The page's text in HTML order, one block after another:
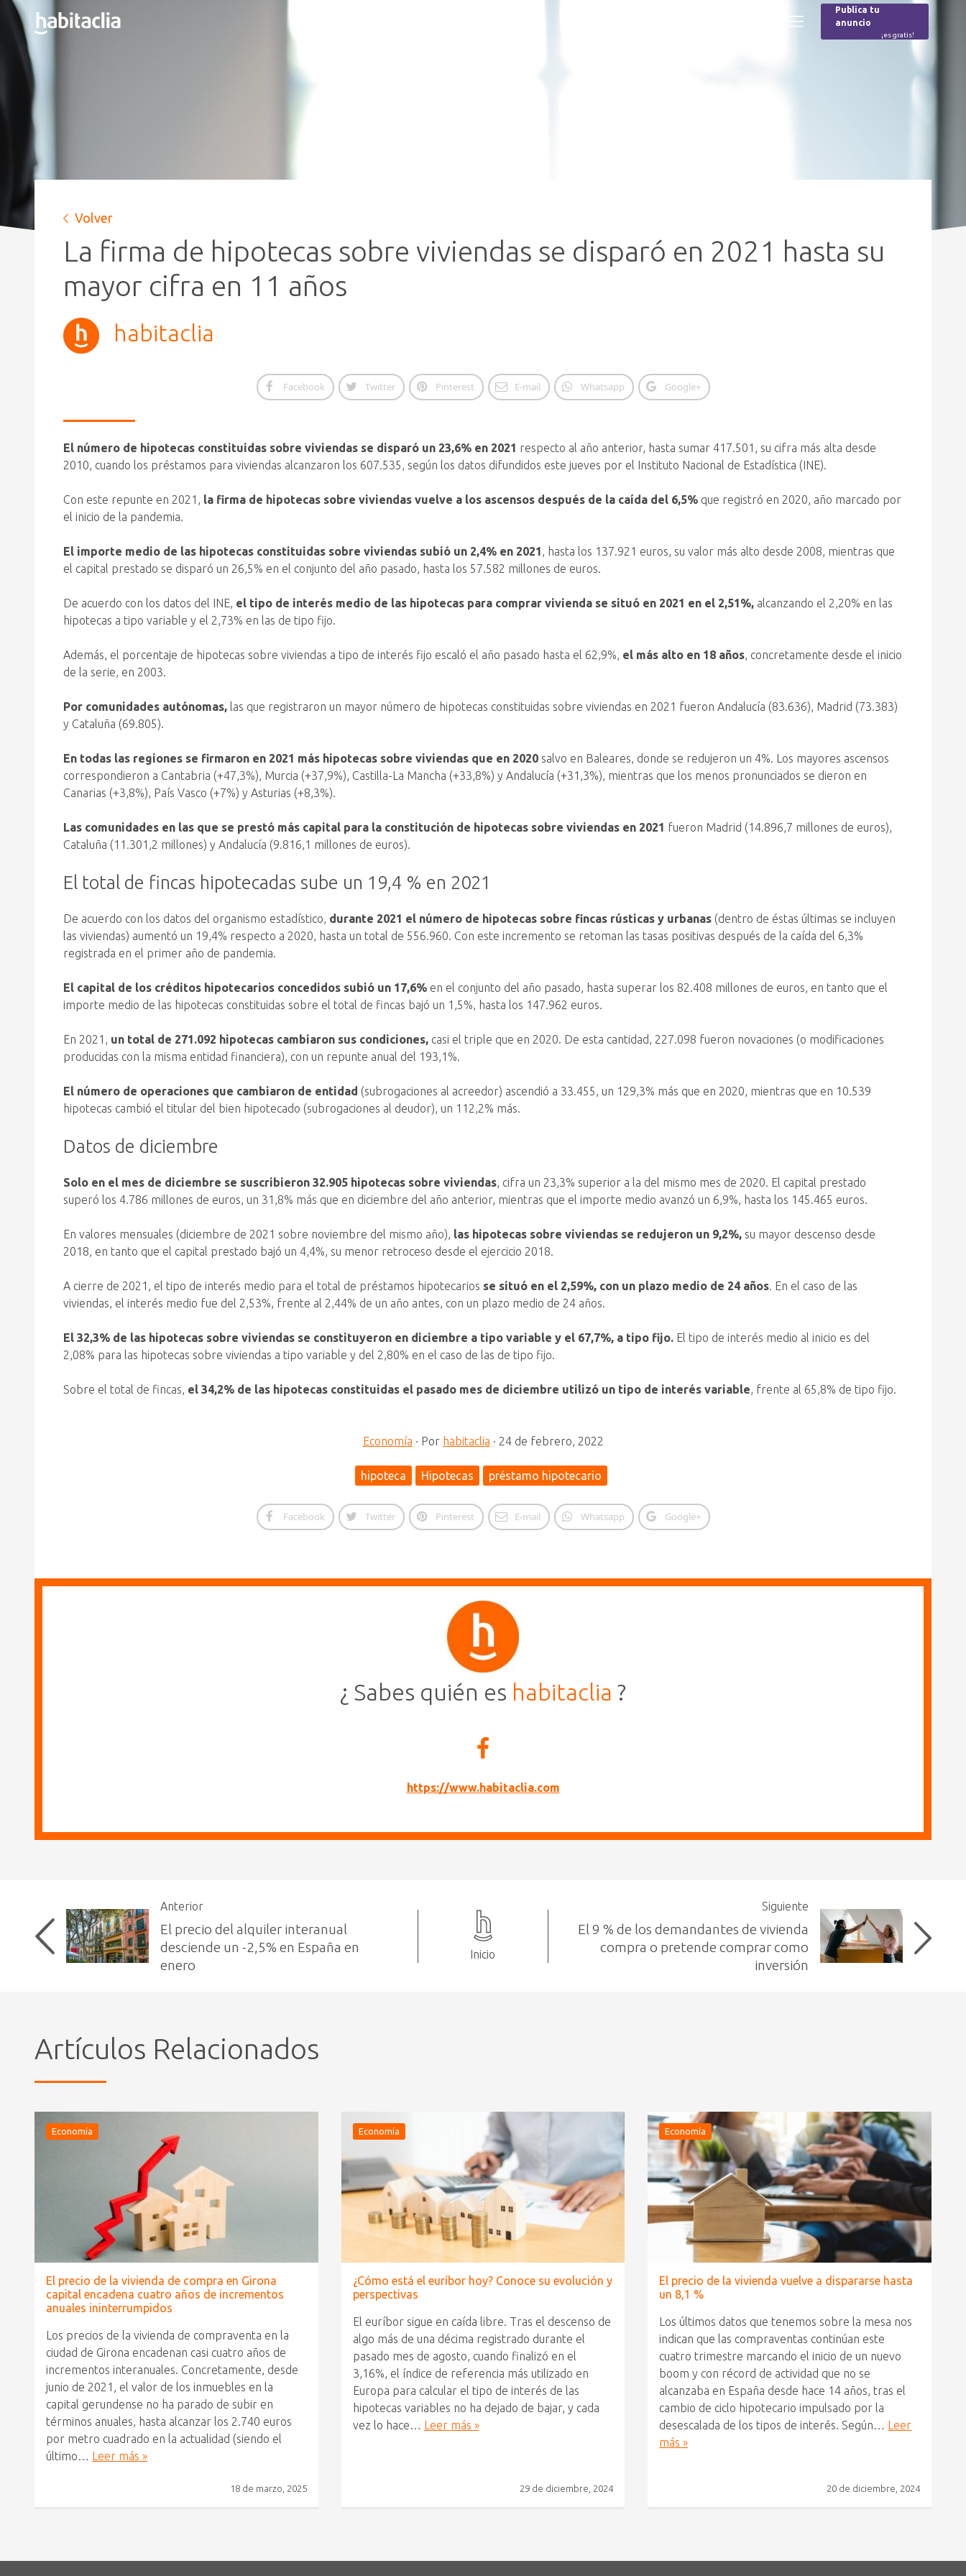
Menú
Publica tu
anuncio
¡es gratis!
Volver
La firma de hipotecas sobre viviendas se disparó en 2021 hasta su
mayor cifra en 11 años
habitaclia
Facebook Twitter Pinterest E-mail Whatsapp Google+
El número de hipotecas constituidas sobre viviendas se disparó un 23,6% en 2021 respecto al año anterior, hasta sumar 417.501, su cifra más alta desde
2010, cuando los préstamos para viviendas alcanzaron los 607.535, según los datos difundidos este jueves por el Instituto Nacional de Estadística (INE).
Con este repunte en 2021, la firma de hipotecas sobre viviendas vuelve a los ascensos después de la caída del 6,5% que registró en 2020, año marcado por
el inicio de la pandemia.
El importe medio de las hipotecas constituidas sobre viviendas subió un 2,4% en 2021, hasta los 137.921 euros, su valor más alto desde 2008, mientras que
el capital prestado se disparó un 26,5% en el conjunto del año pasado, hasta los 57.582 millones de euros.
De acuerdo con los datos del INE, el tipo de interés medio de las hipotecas para comprar vivienda se situó en 2021 en el 2,51%, alcanzando el 2,20% en las
hipotecas a tipo variable y el 2,73% en las de tipo fijo.
Además, el porcentaje de hipotecas sobre viviendas a tipo de interés fijo escaló el año pasado hasta el 62,9%, el más alto en 18 años, concretamente desde el inicio
de la serie, en 2003.
Por comunidades autónomas, las que registraron un mayor número de hipotecas constituidas sobre viviendas en 2021 fueron Andalucía (83.636), Madrid (73.383)
y Cataluña (69.805).
En todas las regiones se firmaron en 2021 más hipotecas sobre viviendas que en 2020 salvo en Baleares, donde se redujeron un 4%. Los mayores ascensos
correspondieron a Cantabria (+47,3%), Murcia (+37,9%), Castilla-La Mancha (+33,8%) y Andalucía (+31,3%), mientras que los menos pronunciados se dieron en
Canarias (+3,8%), País Vasco (+7%) y Asturias (+8,3%).
Las comunidades en las que se prestó más capital para la constitución de hipotecas sobre viviendas en 2021 fueron Madrid (14.896,7 millones de euros),
Cataluña (11.301,2 millones) y Andalucía (9.816,1 millones de euros).
El total de fincas hipotecadas sube un 19,4 % en 2021
De acuerdo con los datos del organismo estadístico, durante 2021 el número de hipotecas sobre fincas rústicas y urbanas (dentro de éstas últimas se incluyen
las viviendas) aumentó un 19,4% respecto a 2020, hasta un total de 556.960. Con este incremento se retoman las tasas positivas después de la caída del 6,3%
registrada en el primer año de pandemia.
El capital de los créditos hipotecarios concedidos subió un 17,6% en el conjunto del año pasado, hasta superar los 82.408 millones de euros, en tanto que el
importe medio de las hipotecas constituidas sobre el total de fincas bajó un 1,5%, hasta los 147.962 euros.
En 2021, un total de 271.092 hipotecas cambiaron sus condiciones, casi el triple que en 2020. De esta cantidad, 227.098 fueron novaciones (o modificaciones
producidas con la misma entidad financiera), con un repunte anual del 193,1%.
El número de operaciones que cambiaron de entidad (subrogaciones al acreedor) ascendió a 33.455, un 129,3% más que en 2020, mientras que en 10.539
hipotecas cambió el titular del bien hipotecado (subrogaciones al deudor), un 112,2% más.
Datos de diciembre
Solo en el mes de diciembre se suscribieron 32.905 hipotecas sobre viviendas, cifra un 23,3% superior a la del mismo mes de 2020. El capital prestado
superó los 4.786 millones de euros, un 31,8% más que en diciembre del año anterior, mientras que el importe medio avanzó un 6,9%, hasta los 145.465 euros.
En valores mensuales (diciembre de 2021 sobre noviembre del mismo año), las hipotecas sobre viviendas se redujeron un 9,2%, su mayor descenso desde
2018, en tanto que el capital prestado bajó un 4,4%, su menor retroceso desde el ejercicio 2018.
A cierre de 2021, el tipo de interés medio para el total de préstamos hipotecarios se situó en el 2,59%, con un plazo medio de 24 años. En el caso de las
viviendas, el interés medio fue del 2,53%, frente al 2,44% de un año antes, con un plazo medio de 24 años.
El 32,3% de las hipotecas sobre viviendas se constituyeron en diciembre a tipo variable y el 67,7%, a tipo fijo. El tipo de interés medio al inicio es del
2,08% para las hipotecas sobre viviendas a tipo variable y del 2,80% en el caso de las de tipo fijo.
Sobre el total de fincas, el 34,2% de las hipotecas constituidas el pasado mes de diciembre utilizó un tipo de interés variable, frente al 65,8% de tipo fijo.
Economía · Por habitaclia · 24 de febrero, 2022
hipoteca Hipotecas préstamo hipotecario
Facebook Twitter Pinterest E-mail Whatsapp Google+
¿ Sabes quién es habitaclia ?
https://www.habitaclia.com
Anterior
El precio del alquiler interanual
desciende un -2,5% en España en
enero
Inicio
Siguiente
El 9 % de los demandantes de vivienda
compra o pretende comprar como
inversión
Artículos Relacionados
Economía
El precio de la vivienda de compra en Girona
capital encadena cuatro años de incrementos
anuales ininterrumpidos
Los precios de la vivienda de compraventa en la
ciudad de Girona encadenan casi cuatro años de
incrementos interanuales. Concretamente, desde
junio de 2021, el valor de los inmuebles en la
capital gerundense no ha parado de subir en
términos anuales, hasta alcanzar los 2.740 euros
por metro cuadrado en la actualidad (siendo el
último…
Leer más »
18 de marzo, 2025
Economía
¿Cómo está el euríbor hoy? Conoce su evolución y
perspectivas
El euríbor sigue en caída libre. Tras el descenso de
algo más de una décima registrado durante el
pasado mes de agosto, cuando finalizó en el
3,16%, el índice de referencia más utilizado en
Europa para calcular el tipo de interés de las
hipotecas variables no ha dejado de bajar, y cada
vez lo hace…
Leer más »
29 de diciembre, 2024
Economía
El precio de la vivienda vuelve a dispararse hasta
un 8,1 %
Los últimos datos que tenemos sobre la mesa nos
indican que las compraventas continúan este
cuatro trimestre marcando el inicio de un nuevo
boom y con récord de actividad que no se
alcanzaba en España desde hace 14 años, tras el
cambio de ciclo hipotecario impulsado por la
desescalada de los tipos de interés. Según…
Leer
más »
20 de diciembre, 2024